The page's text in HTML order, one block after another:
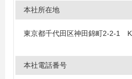
本社所在地
東京都千代田区神田錦町2-2-1
本社電話番号